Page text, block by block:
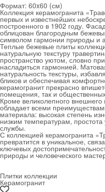
Формат: 60x60 (см)
Коллекция керамогранита
первых и известнейших
построенного в 1902 году.
облицован благородным
символом гармонии природы и
Теплые бежевые плиты
натуральную текстуру
пространство уютом, словно
насладиться гармонией.
натуральность текстуры,
бликов и обеспечивая
керамогранит прекрасно
помещения, так и
Кроме великолепного
обладает всеми
материала: высокая степень
низким температурам,
службы.
С коллекцией керамогранита
превратится в уникальное,
ключевых
природы и человеческого
Плитки коллекции
Керамогранит